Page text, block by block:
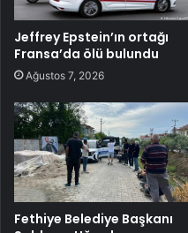
Jeffrey Epstein’ın ortağı
Fransa’da ölü bulundu
Ağustos 7, 2026
Fethiye Belediye Başkanı